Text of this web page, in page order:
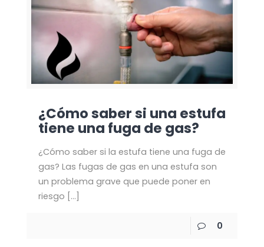
¿Cómo saber si una estufa
tiene una fuga de gas?
¿Cómo saber si la estufa tiene una fuga de
gas? Las fugas de gas en una estufa son
un problema grave que puede poner en
riesgo […]
0